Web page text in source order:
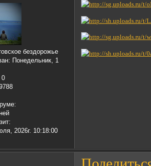
бездорожье
: Понедельник, 1
0
2026г. 10:18:00